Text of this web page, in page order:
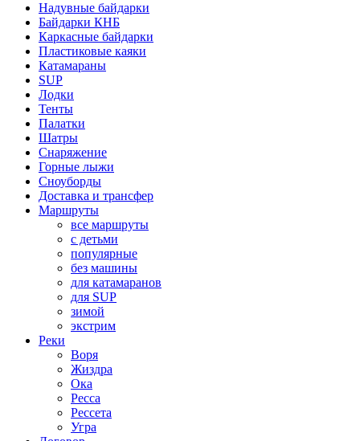
Надувные байдарки
Байдарки КНБ
Каркасные байдарки
Пластиковые каяки
Катамараны
SUP
Лодки
Тенты
Палатки
Шатры
Снаряжение
Горные лыжи
Сноуборды
Доставка и трансфер
Маршруты
все маршруты
с детьми
популярные
без машины
для катамаранов
для SUP
зимой
экстрим
Реки
Воря
Жиздра
Ока
Ресса
Рессета
Угра